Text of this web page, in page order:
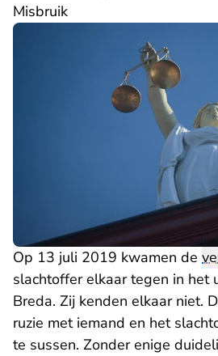
Misbruik
Op 13 juli 2019 kwamen de
slachtoffer elkaar tegen in het
Breda. Zij kenden elkaar niet.
ruzie met iemand en het
te sussen. Zonder enige